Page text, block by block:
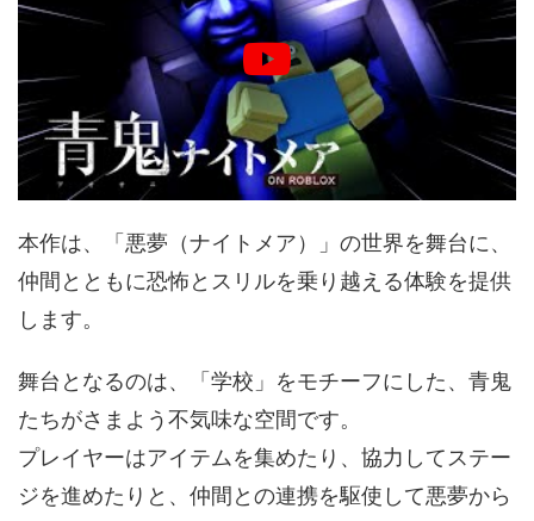
本作は、「悪夢（ナイトメア）」の世界を舞台に、
仲間とともに恐怖とスリルを乗り越える体験を提供
します。
舞台となるのは、「学校」をモチーフにした、青鬼
たちがさまよう不気味な空間です。
プレイヤーはアイテムを集めたり、協力してステー
ジを進めたりと、仲間との連携を駆使して悪夢から